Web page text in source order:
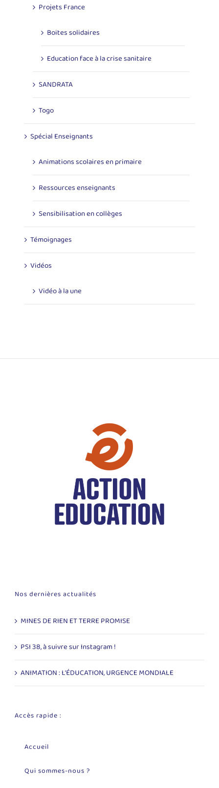
Projets France
Boites solidaires
Education face à la crise sanitaire
SANDRATA
Togo
Spécial Enseignants
Animations scolaires en primaire
Ressources enseignants
Sensibilisation en collèges
Témoignages
Vidéos
Vidéo à la une
Nos dernières actualités
MINES DE RIEN ET TERRE PROMISE
PSI 38, à suivre sur Instagram !
ANIMATION : L’ÉDUCATION, URGENCE MONDIALE
Accès rapide :
Accueil
Qui sommes-nous ?